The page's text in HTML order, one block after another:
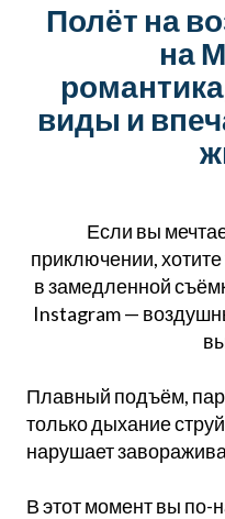
Полёт на
на
виды и
Если вы
приключении,
в замедленной
Instagram —
Плавный подъём,
только дыхание
нарушает
В этот момент вы по-